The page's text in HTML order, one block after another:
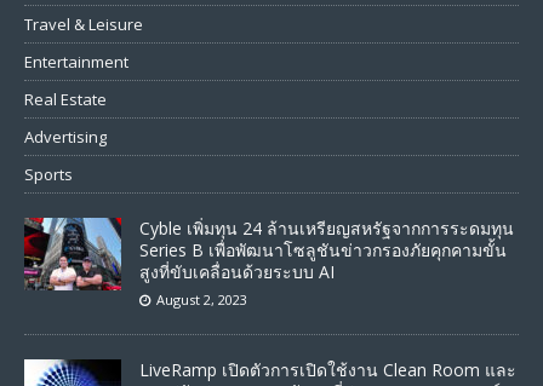
Travel & Leisure
Entertainment
Real Estate
Advertising
Sports
Cyble เพิ่มทุน 24 ล้านเหรียญสหรัฐจากการระดมทุน
Series B เพื่อพัฒนาโซลูชันข่าวกรองภัยคุกคามขั้น
สูงที่ขับเคลื่อนด้วยระบบ AI
August 2, 2023
LiveRamp เปิดตัวการเปิดใช้งาน Clean Room และ